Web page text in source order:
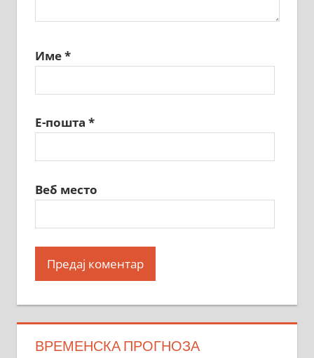
Име*
Е-пошта *
Веб место
ВРЕМЕНСКА ПРОГНОЗА